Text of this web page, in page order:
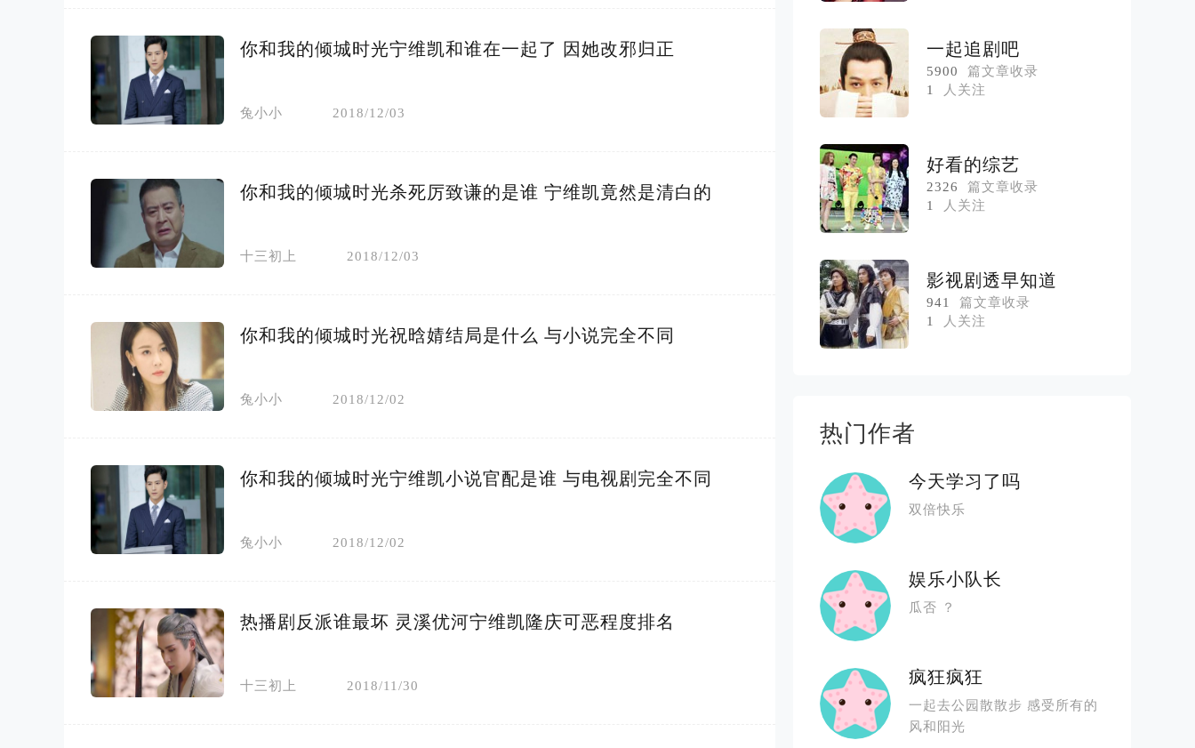
你和我的倾城时光宁维凯和谁在一起了 因她改邪归正
兔小小 2018/12/03
你和我的倾城时光杀死厉致谦的是谁 宁维凯竟然是清白的
十三初上 2018/12/03
你和我的倾城时光祝晗婧结局是什么 与小说完全不同
兔小小 2018/12/02
你和我的倾城时光宁维凯小说官配是谁 与电视剧完全不同
兔小小 2018/12/02
热播剧反派谁最坏 灵溪优河宁维凯隆庆可恶程度排名
十三初上 2018/11/30
一起追剧吧
5900
篇文章收录
1
人关注
好看的综艺
2326
篇文章收录
1
人关注
影视剧透早知道
941
篇文章收录
1
人关注
热门作者
今天学习了吗
双倍快乐
娱乐小队长
瓜否 ？
疯狂疯狂
一起去公园散散步 感受所有的
风和阳光